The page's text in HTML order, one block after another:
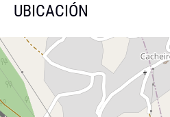
UBICACIÓN